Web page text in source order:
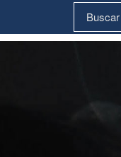
Search
for: